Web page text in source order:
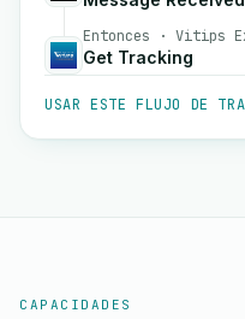
Entonces · Vitips
Get Tracking
USAR ESTE FLUJO DE
CAPACIDADES